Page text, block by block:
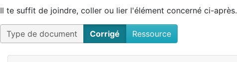
Il te suffit de joindre, coller ou lier l'élément concerné ci-après.
Type de document Corrigé Ressource